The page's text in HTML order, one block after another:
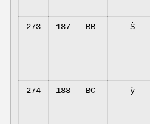
273 187 BB Ṡ
274 188 BC ỳ